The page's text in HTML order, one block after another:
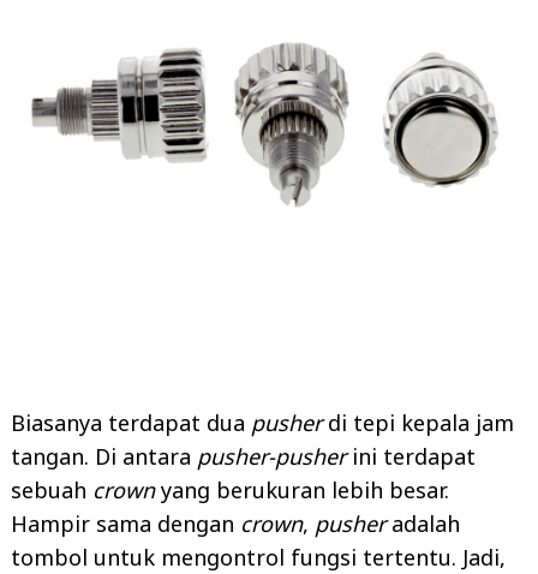
Biasanya terdapat dua pusherdi tepi kepala jam
tangan. Di antara pusher-pusherini terdapat
sebuah crownyang berukuran lebih besar.
Hampir sama dengan crown, pusheradalah
tombol untuk mengontrol fungsi tertentu. Jadi,